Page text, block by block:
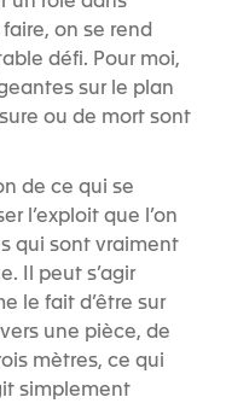
on se rend
défi. Pour moi,
sur le plan
ou de mort sont
de ce qui se
l’exploit que l’on
qui sont vraiment
Il peut s’agir
le fait d’être sur
une pièce, de
mètres, ce qui
simplement